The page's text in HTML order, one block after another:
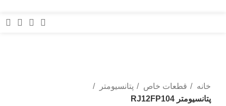
خانه
قطعات خاص
پتانسیومتر
پتانسیومتر RJ12FP104